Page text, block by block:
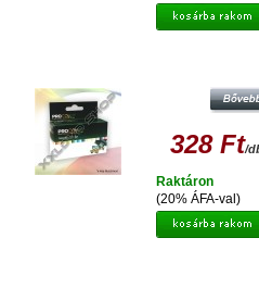
328 Ft/
(20% ÁFA-val)
Raktáron